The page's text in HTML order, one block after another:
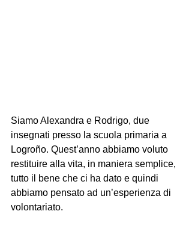
Siamo Alexandra e Rodrigo, due
insegnati presso la scuola primaria a
Logroño. Quest’anno abbiamo voluto
restituire alla vita, in maniera semplice,
tutto il bene che ci ha dato e quindi
abbiamo pensato ad un’esperienza di
volontariato.